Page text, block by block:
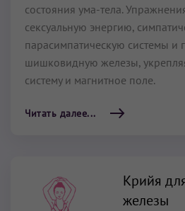
состояния ума-тела.
сексуальную энергию,
парасимпатическую системы и
шишковидную железы,
систему и магнитное поле.
Читать далее...
Крийя
железы